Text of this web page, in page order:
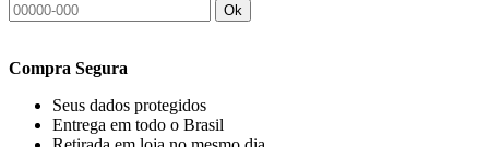
Ok
Compra Segura
Seus dados protegidos
Entrega em todo o Brasil